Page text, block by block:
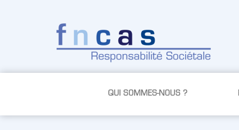
QUI SOMMES-NOUS ?